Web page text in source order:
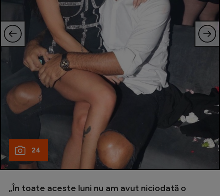
24
„În toate aceste luni nu am avut niciodată o